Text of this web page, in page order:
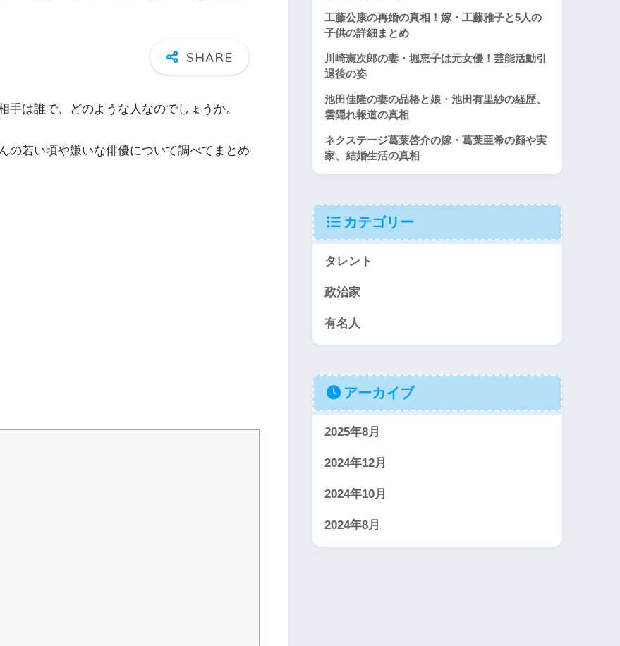
は誰で、どのような人なのでしょうか。
の若い頃や嫌いな俳優について調べてまとめ
工藤公康の再婚の真相！嫁・工藤雅子と5人の
子供の詳細まとめ
川崎憲次郎の妻・堀恵子は元女優！芸能活動引
退後の姿
池田佳隆の妻の品格と娘・池田有里紗の経歴、
雲隠れ報道の真相
ネクステージ葛葉啓介の嫁・葛葉亜希の顔や実
家、結婚生活の真相
カテゴリー
タレント
政治家
有名人
アーカイブ
2025年8月
2024年12月
2024年10月
2024年8月